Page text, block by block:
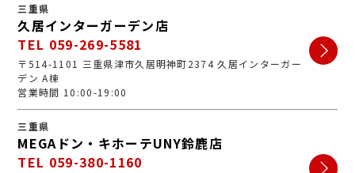
三重県
久居インターガーデン店
TEL 059-269-5581
〒514-1101 三重県津市久居明神町2374 久居インターガー
デン A棟
営業時間 10:00-19:00
三重県
MEGAドン・キホーテUNY鈴鹿店
TEL 059-380-1160